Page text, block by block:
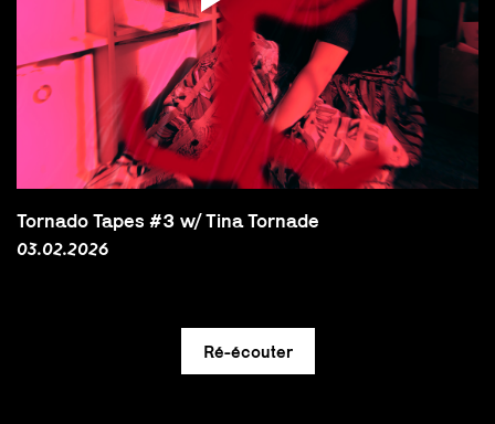
Tornado Tapes #3 w/ Tina Tornade
03.02.2026